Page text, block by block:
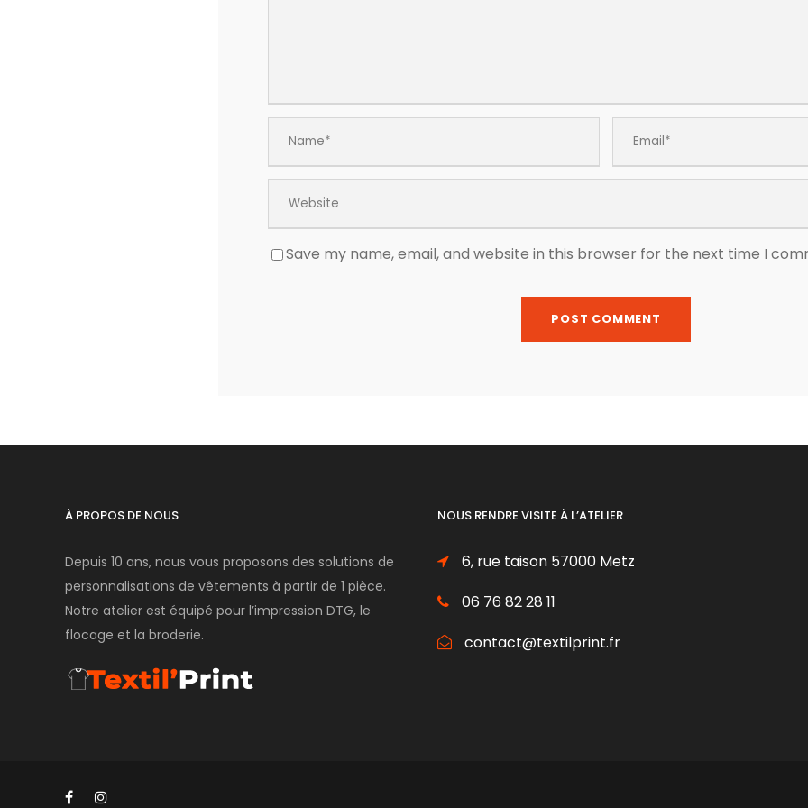
Save my name, email, and website in this browser for the next time I
À PROPOS DE NOUS
Depuis 10 ans, nous vous proposons des solutions de
personnalisations de vêtements à partir de 1 pièce.
Notre atelier est équipé pour l’impression DTG, le
flocage et la broderie.
NOUS RENDRE VISITE À L’ATELIER
6, rue taison 57000 Metz
06 76 82 28 11
contact@textilprint.fr